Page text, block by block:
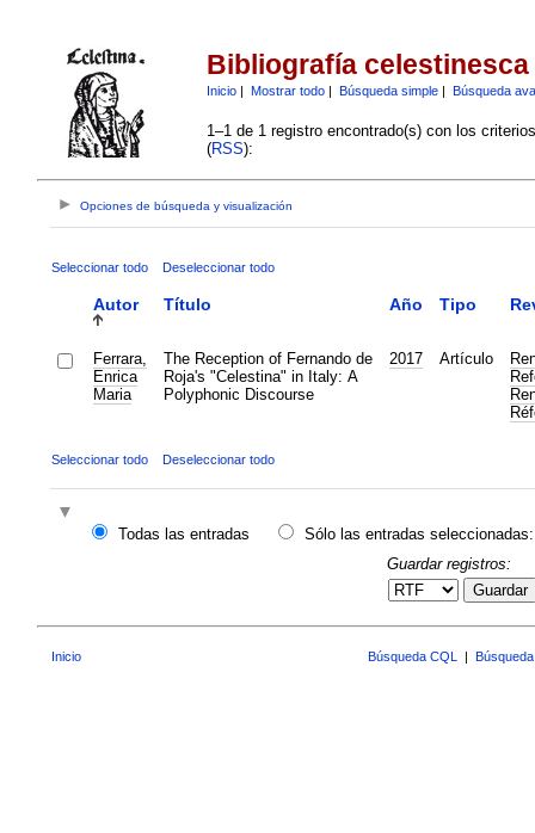
Bibliografía celestinesca
Inicio| Mostrar todo| Búsqueda simple| Búsqueda
1–1 de 1 registro encontrado(s) con los
(RSS):
Opciones de búsqueda y visualización
Seleccionar todo Deseleccionar todo
Autor Título Año Tipo
Ferrara,
Enrica
Maria
The Reception of Fernando de
Roja's "Celestina" in Italy: A
Polyphonic Discourse
2017 Artículo
Seleccionar todo Deseleccionar todo
Todas las entradas
Sólo las entradas seleccionadas:
Guardar registros:
Guardar
Inicio Búsqueda CQL